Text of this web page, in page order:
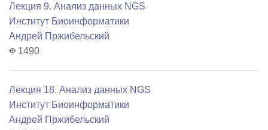
Лекция 9. Анализ данных NGS
Институт Биоинформатики
Андрей Пржибельский
1490
Лекция 18. Анализ данных NGS
Институт Биоинформатики
Андрей Пржибельский